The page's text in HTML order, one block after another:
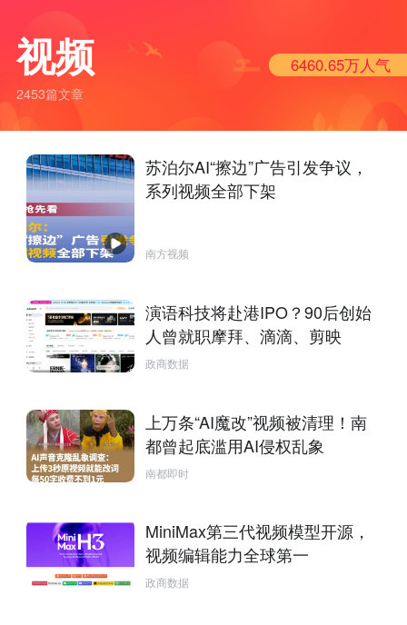
视频
2453篇文章
6460.65万人气
苏泊尔AI“擦边”广告引发争议，
系列视频全部下架
南方视频
演语科技将赴港IPO？90后创始
人曾就职摩拜、滴滴、剪映
政商数据
上万条“AI魔改”视频被清理！南
都曾起底滥用AI侵权乱象
南都即时
MiniMax第三代视频模型开源，
视频编辑能力全球第一
政商数据